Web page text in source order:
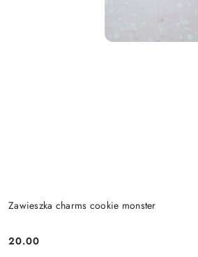
Zawieszka charms cookie monster
Cena:
20.00